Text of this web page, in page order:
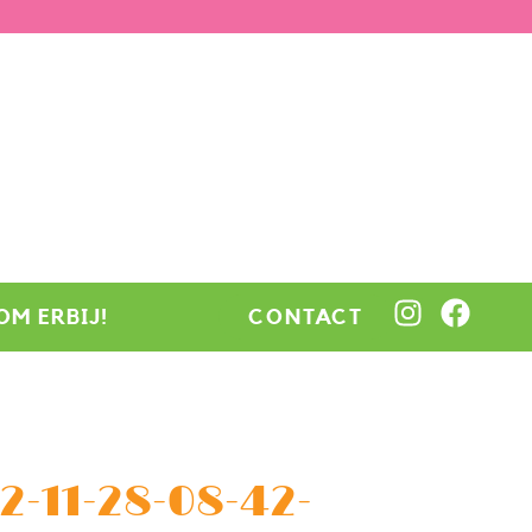
ERBIJ! CONTACT
11-28-08-42-